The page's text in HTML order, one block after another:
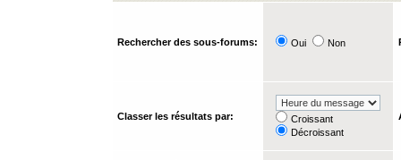
Rechercher des sous-forums: Oui Non
Classer les résultats par:
Croissant
Décroissant